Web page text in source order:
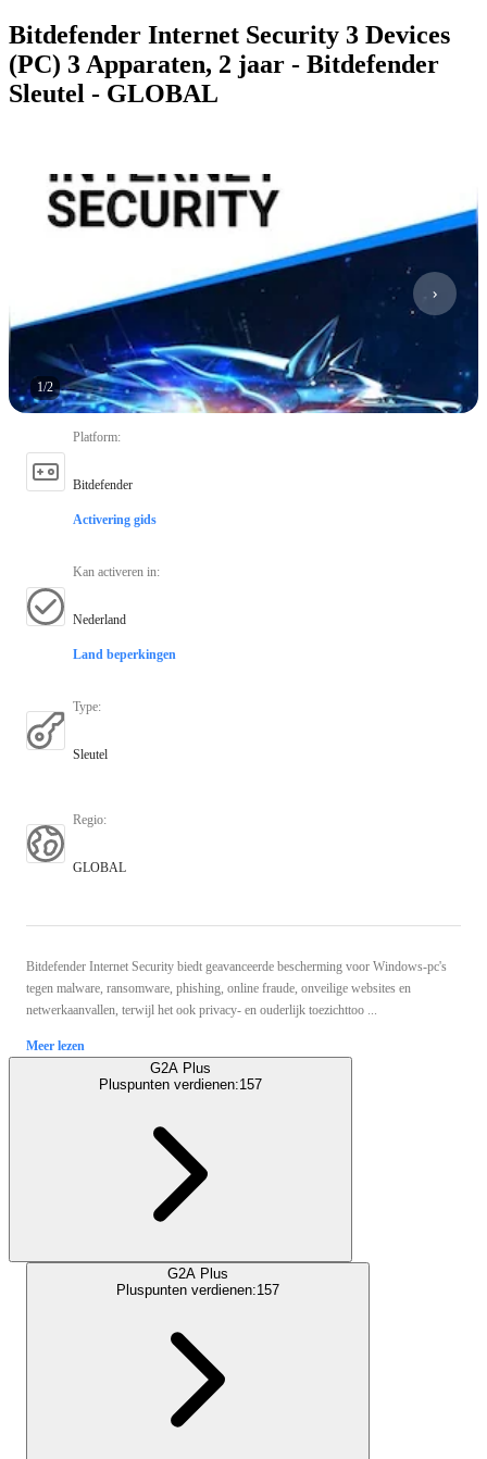
Bitdefender Internet Security 3 Devices
(PC) 3 Apparaten, 2 jaar - Bitdefender
Sleutel - GLOBAL
1/2
Platform:
Bitdefender
Activering gids
Kan activeren in:
Nederland
Land beperkingen
Type:
Sleutel
Regio:
GLOBAL
Bitdefender Internet Security biedt geavanceerde bescherming voor Windows-pc's
tegen malware, ransomware, phishing, online fraude, onveilige websites en
netwerkaanvallen, terwijl het ook privacy- en ouderlijk toezichttoo ...
Meer lezen
G2A Plus
Pluspunten verdienen:157
G2A Plus
Pluspunten verdienen:157